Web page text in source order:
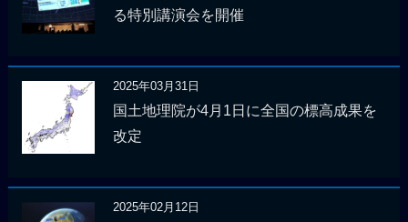
る特別講演会を開催
2025年03月31日
国土地理院が4月1日に全国の標高成果を
改定
2025年02月12日